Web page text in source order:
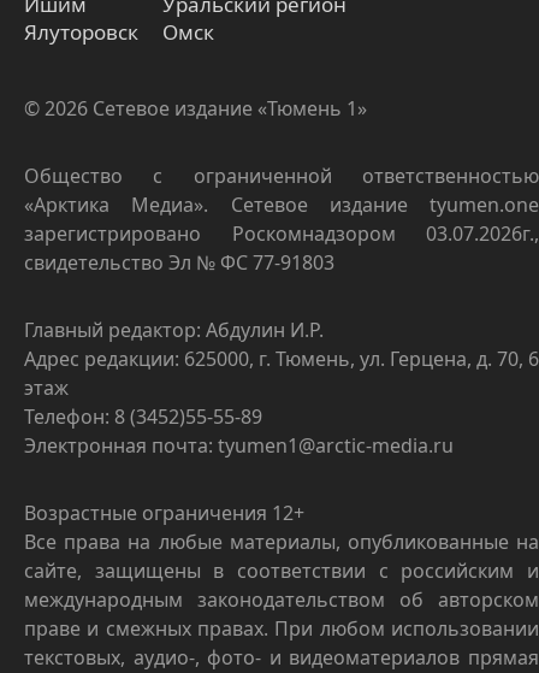
Ялуторовск
Омск
© 2026 Сетевое издание «Тюмень 1»
Общество с ограниченной ответственностью
«Арктика Медиа». Сетевое издание tyumen.one
зарегистрировано Роскомнадзором 03.07.2026г.,
свидетельство Эл № ФС 77-91803
Главный редактор: Абдулин И.Р.
Адрес редакции: 625000, г. Тюмень, ул. Герцена, д. 70, 6
этаж
Телефон: 8 (3452)55-55-89
Электронная почта: tyumen1@arctic-media.ru
Возрастные ограничения 12+
Все права на любые материалы, опубликованные на
сайте, защищены в соответствии с российским и
международным законодательством об авторском
праве и смежных правах. При любом использовании
текстовых, аудио-, фото- и видеоматериалов прямая